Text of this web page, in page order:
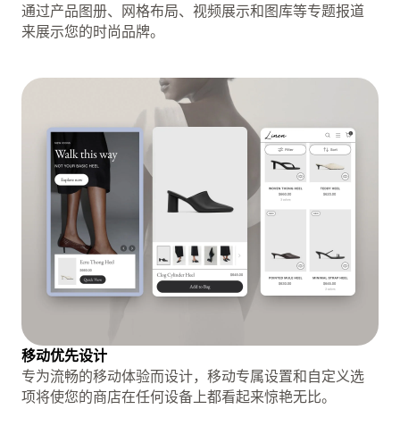
通过产品图册、网格布局、视频展示和图库等专题报道
来展示您的时尚品牌。
移动优先设计
专为流畅的移动体验而设计，移动专属设置和自定义选
项将使您的商店在任何设备上都看起来惊艳无比。